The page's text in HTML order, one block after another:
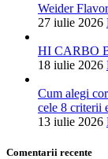
Weider
27 iulie 2026
HI CARBO
18 iulie 2026
Cum alegi
cele 8 criterii
13 iulie 2026
Comentarii recente